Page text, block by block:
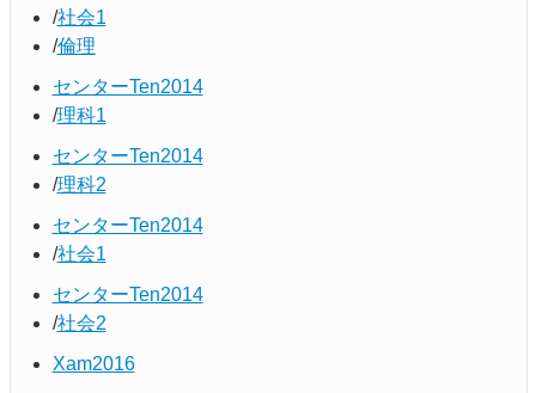
社会1
倫理
センターTen2014
理科1
センターTen2014
理科2
センターTen2014
社会1
センターTen2014
社会2
Xam2016